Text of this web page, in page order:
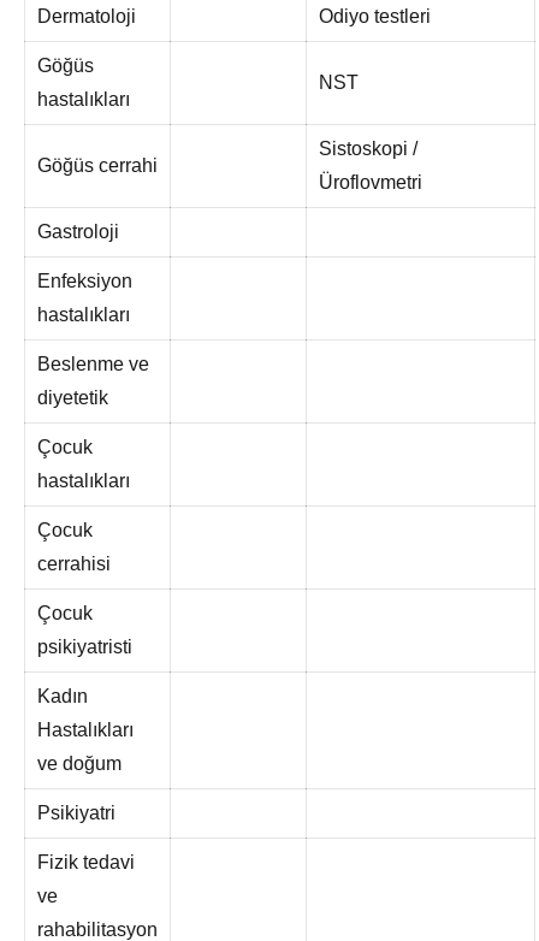
Dermatoloji Odiyo testleri
Göğüs
hastalıkları
NST
Göğüs cerrahi
Sistoskopi /
Üroflovmetri
Gastroloji
Enfeksiyon
hastalıkları
Beslenme ve
diyetetik
Çocuk
hastalıkları
Çocuk
cerrahisi
Çocuk
psikiyatristi
Kadın
Hastalıkları
ve doğum
Psikiyatri
Fizik tedavi
ve
rahabilitasyon